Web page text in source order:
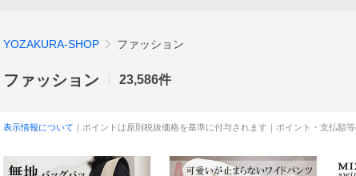
YOZAKURA-SHOP ファッション
ファッション 23,586件
表示情報について ｜ポイントは原則税抜価格を基準に付与されます｜ポイント・支払額